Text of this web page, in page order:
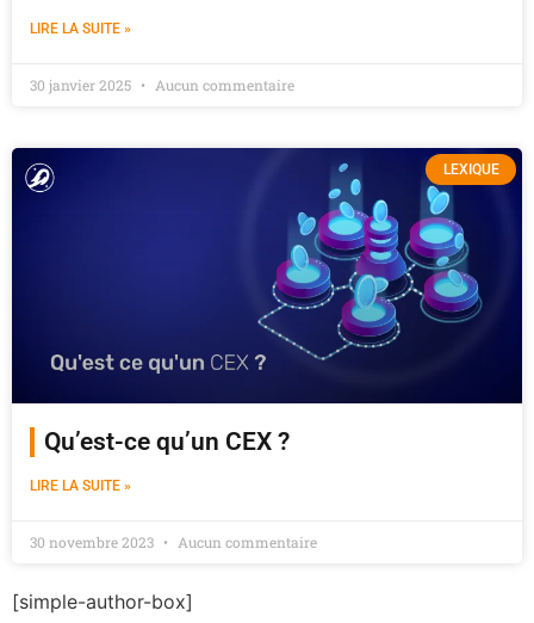
LIRE LA SUITE »
30 janvier 2025 Aucun commentaire
LEXIQUE
Qu’est-ce qu’un CEX ?
LIRE LA SUITE »
30 novembre 2023 Aucun commentaire
[simple-author-box]